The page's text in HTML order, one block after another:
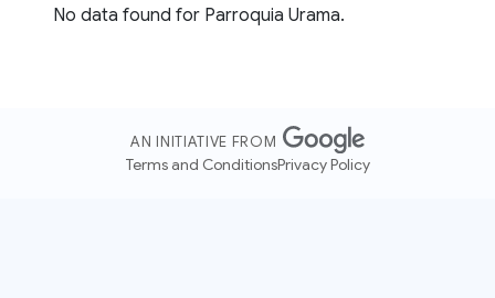
No data found for Parroquia Urama.
AN INITIATIVE FROM
Terms and ConditionsPrivacy Policy